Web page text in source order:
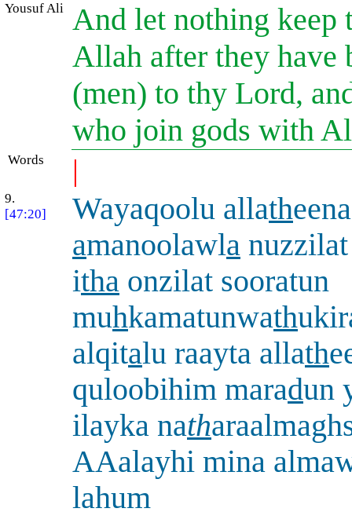
Yousuf Ali And let nothing keep
Allah after they have
(men) to thy Lord,
who join gods with
Words |
9.
[47:20]
Wayaqoolu allatheena
amanoolawla
itha onzilat sooratun
muhkamatunwath
alqitalu raayta allath
quloobihim maradun
ilayka nath
AAalayhi mina
lahum